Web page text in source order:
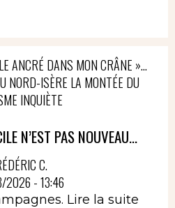
ANCRÉ DANS MON CRÂNE »…
NORD-ISÈRE LA MONTÉE DU
INQUIÈTE
N’EST PAS NOUVEAU...
C.
2026 - 13:46
Lire la suite